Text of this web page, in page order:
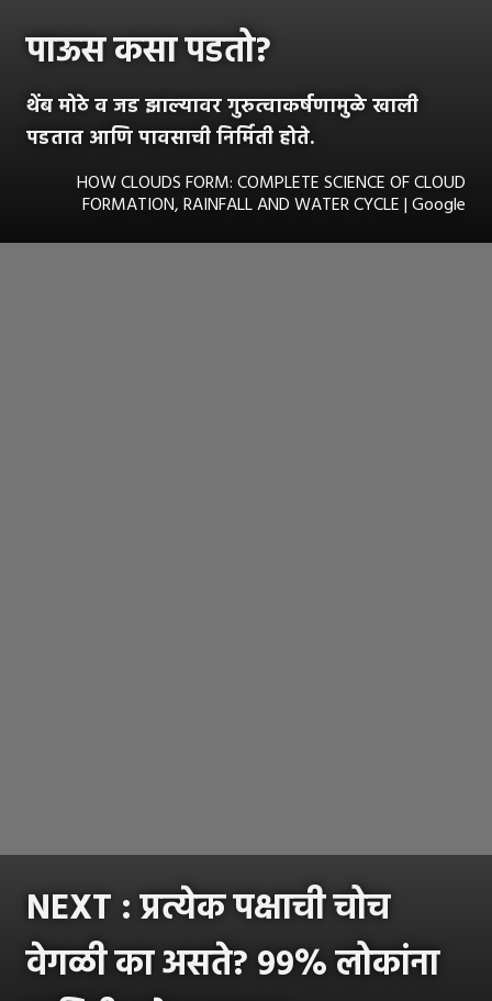
पाऊस कसा पडतो?
थेंब मोठे व जड झाल्यावर गुरुत्वाकर्षणामुळे खाली
पडतात आणि पावसाची निर्मिती होते.
HOW CLOUDS FORM: COMPLETE SCIENCE OF CLOUD
FORMATION, RAINFALL AND WATER CYCLE | Google
NEXT :प्रत्येक पक्षाची चोच
वेगळी का असते? ९९% लोकांना